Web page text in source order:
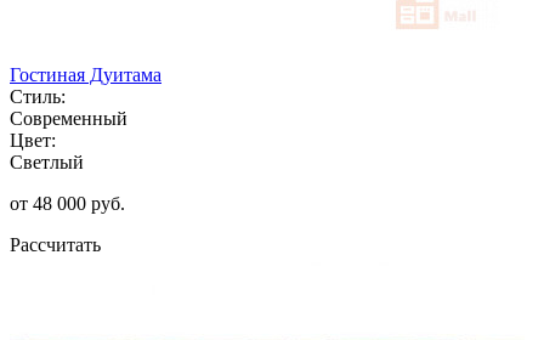
Гостиная Дуитама
Стиль:
Современный
Цвет:
Светлый
от 48 000 руб.
Рассчитать